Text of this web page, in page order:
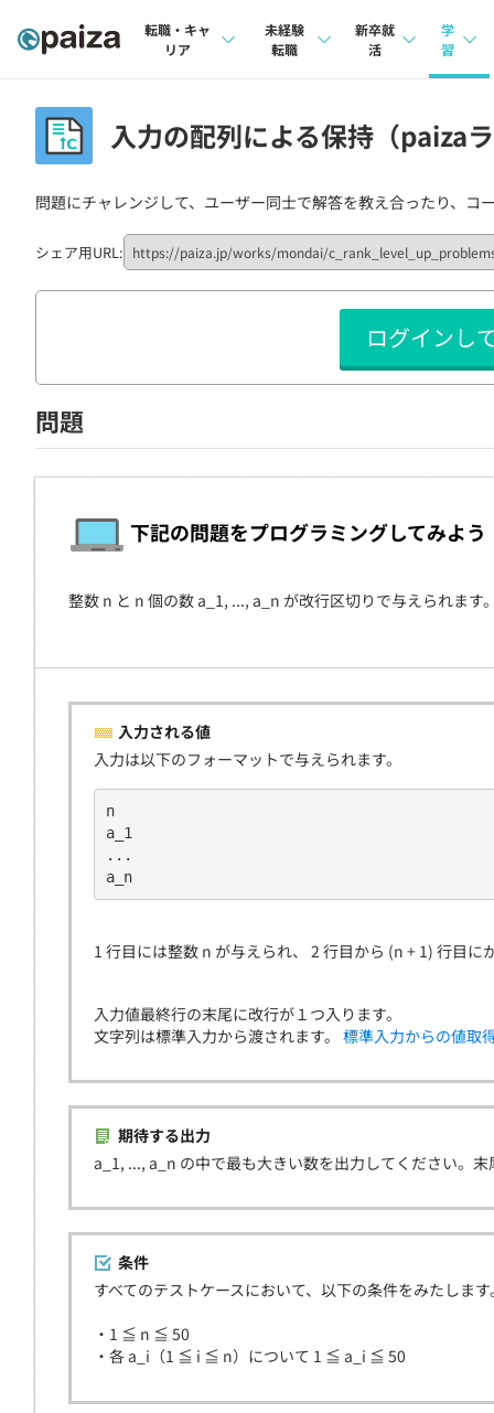
転職・キャ
リア
転職成功ガイド
転職エージェント
未経験
転職
インタビュー
転職成功ガイド
新卒就
活
本選考
新卒エージェント
イベント・セミナー
インタビュー
就活成功ガイド
学
習
4択
ナレ
リフ
プラン
個人
学校
契約
入力の配列による保持（paiza
問題にチャレンジして、ユーザー同士で解答を教え合ったり、コ
シェア用URL:
ログインし
問題
下記の問題をプログラミングしてみよう
整数 n と n 個の数 a_1, ..., a_n が改行区切りで与えられま
入力される値
入力は以下のフォーマットで与えられます。
n
a_1
...
a_n
1 行目には整数 n が与えられ、 2 行目から (n + 1) 行目
入力値最終行の末尾に改行が１つ入ります。
文字列は標準入力から渡されます。 標準入力からの値取
期待する出力
a_1, ..., a_n の中で最も大きい数を出力してください。
条件
すべてのテストケースにおいて、以下の条件をみたします
・1 ≦ n ≦ 50
・各 a_i（1 ≦ i ≦ n）について 1 ≦ a_i ≦ 50